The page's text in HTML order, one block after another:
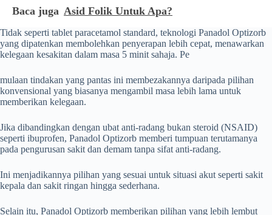
Baca juga Asid Folik Untuk Apa?
Tidak seperti tablet paracetamol standard, teknologi Panadol Optizorb
yang dipatenkan membolehkan penyerapan lebih cepat, menawarkan
kelegaan kesakitan dalam masa 5 minit sahaja. Pe
mulaan tindakan yang pantas ini membezakannya daripada pilihan
konvensional yang biasanya mengambil masa lebih lama untuk
memberikan kelegaan.
Jika dibandingkan dengan ubat anti-radang bukan steroid (NSAID)
seperti ibuprofen, Panadol Optizorb memberi tumpuan terutamanya
pada pengurusan sakit dan demam tanpa sifat anti-radang.
Ini menjadikannya pilihan yang sesuai untuk situasi akut seperti sakit
kepala dan sakit ringan hingga sederhana.
Selain itu, Panadol Optizorb memberikan pilihan yang lebih lembut